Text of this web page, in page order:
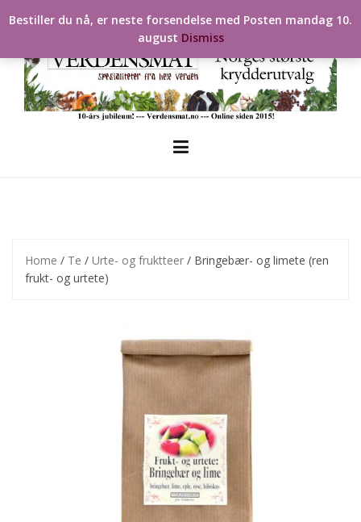
to
Home / Te / Urte- og fruktteer / Bringebær- og limete (ren
frukt- og urtete)
Bestiller du nå, er neste forsendelse med Posten mandag 10.
august Dismiss